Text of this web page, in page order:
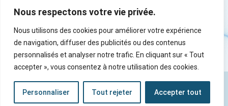
Nous respectons votre vie privée.
Nous utilisons des cookies pour améliorer votre expérience
de navigation, diffuser des publicités ou des contenus
personnalisés et analyser notre trafic. En cliquant sur « Tout
accepter », vous consentez à notre utilisation des cookies.
Personnaliser Tout rejeter Accepter tout
25 rue de Ponthieu, 75008 Paris
contact@tempusdonum.com
09 75 78 50 21
Contactez-nous
Mentions légales| Copyright © 2025 | Propulsé par Tempus
Donum